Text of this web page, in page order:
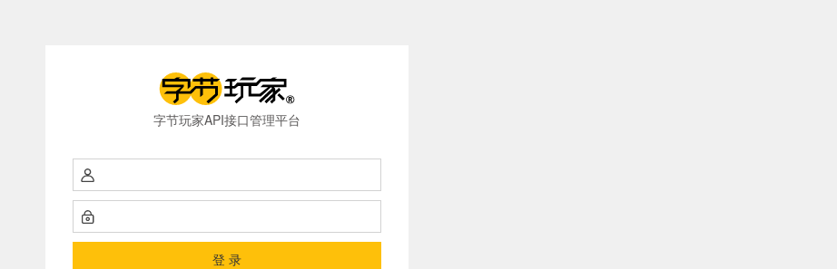
字节玩家API接口管理平台
登 录